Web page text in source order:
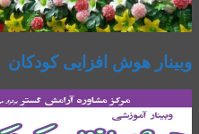
وبینار هوش افزایی کودکان